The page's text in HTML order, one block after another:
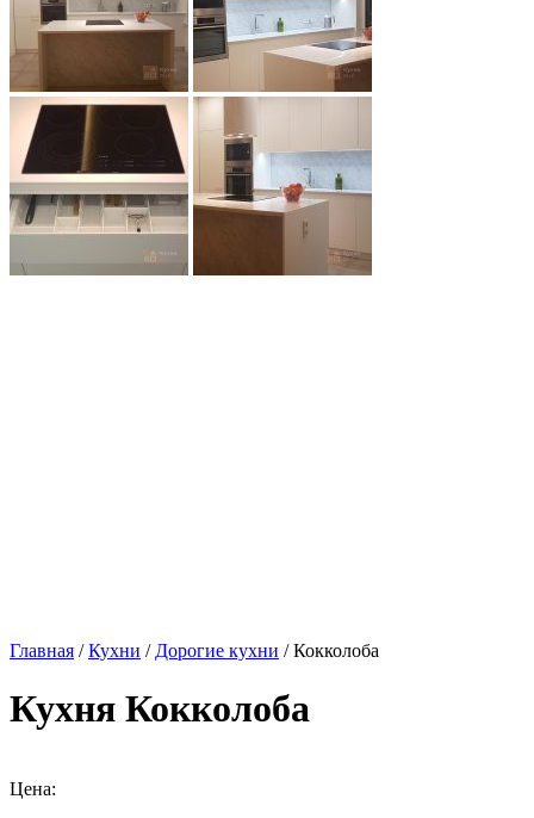
Главная /Кухни / Дорогие кухни / Кокколоба
Кухня Кокколоба
Цена: